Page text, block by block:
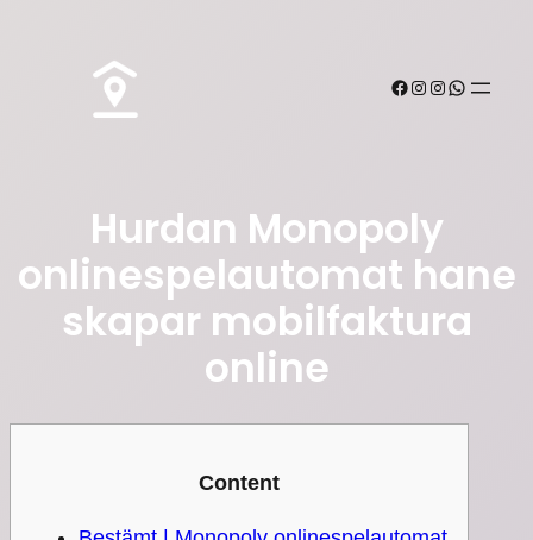
Hurdan Monopoly
onlinespelautomat hane
skapar mobilfaktura
online
Content